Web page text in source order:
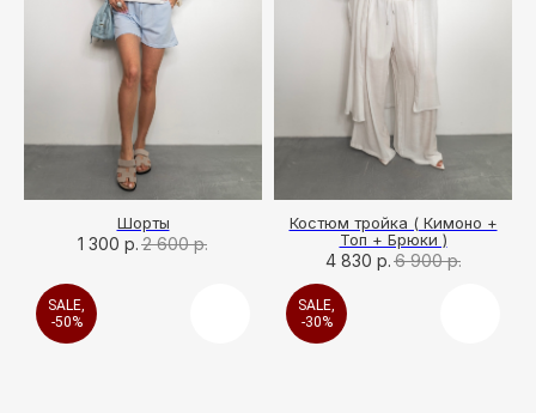
Шорты
1 300 р. 2 600 р.
Костюм тройка ( Кимоно +
Топ + Брюки )
4 830 р. 6 900 р.
SALE,
-50%
SALE,
-30%